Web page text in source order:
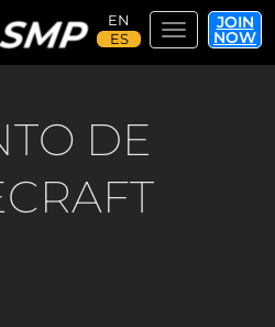
ToggleJOIN
NOW
DE